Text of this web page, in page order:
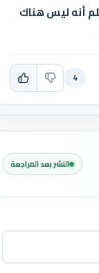
أنه ليس هناك
4
النشر بعد المراجعة